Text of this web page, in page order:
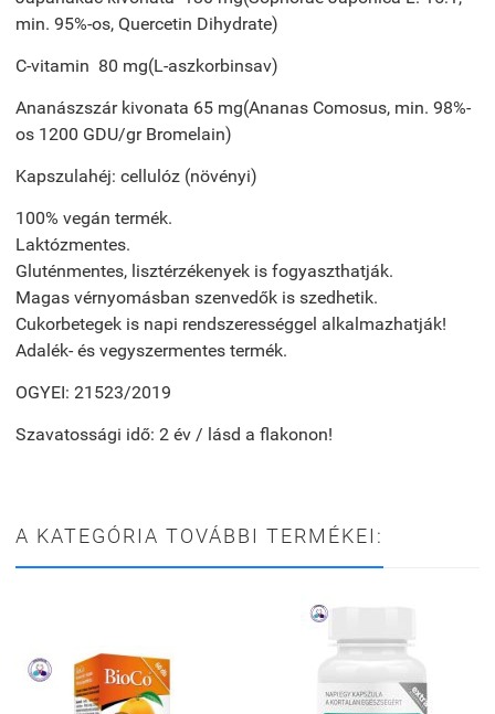
min. 95%-os, Quercetin Dihydrate)
C-vitamin 80 mg(L-aszkorbinsav)
Ananászszár kivonata 65 mg(Ananas Comosus, min. 98%-
os 1200 GDU/gr Bromelain)
Kapszulahéj: cellulóz (növényi)
100% vegán termék.
Laktózmentes.
Gluténmentes, lisztérzékenyek is fogyaszthatják.
Magas vérnyomásban szenvedők is szedhetik.
Cukorbetegek is napi rendszerességgel alkalmazhatják!
Adalék- és vegyszermentes termék.
OGYEI: 21523/2019
Szavatossági idő: 2 év / lásd a flakonon!
A KATEGÓRIA TOVÁBBI TERMÉKEI: